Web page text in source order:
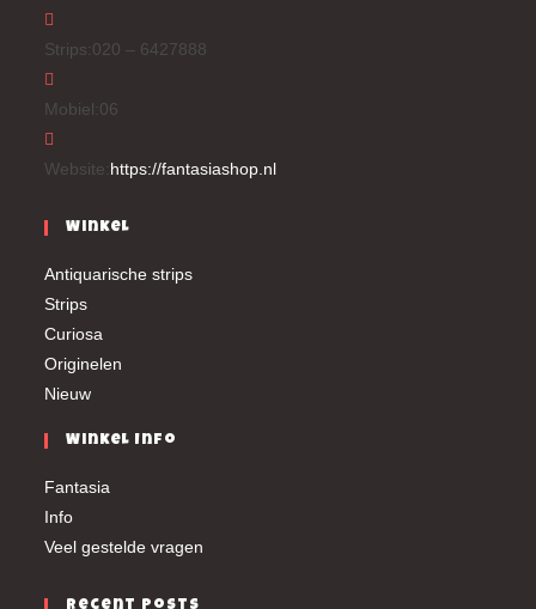
Strips: 020 – 6427888
Mobiel: 06
Website: https://fantasiashop.nl
Winkel
Antiquarische strips
Strips
Curiosa
Originelen
Nieuw
Winkel Info
Fantasia
Info
Veel gestelde vragen